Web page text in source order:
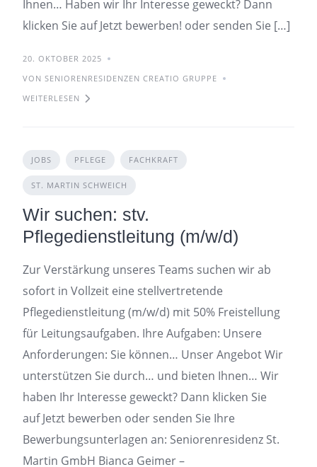
Ihnen… Haben wir Ihr Interesse geweckt? Dann
klicken Sie auf Jetzt bewerben! oder senden Sie […]
20. OKTOBER 2025
VON SENIORENRESIDENZEN CREATIO GRUPPE
WEITERLESEN
JOBS PFLEGE FACHKRAFT
ST. MARTIN SCHWEICH
Wir suchen: stv.
Pflegedienstleitung (m/w/d)
Zur Verstärkung unseres Teams suchen wir ab
sofort in Vollzeit eine stellvertretende
Pflegedienstleitung (m/w/d) mit 50% Freistellung
für Leitungsaufgaben. Ihre Aufgaben: Unsere
Anforderungen: Sie können… Unser Angebot Wir
unterstützen Sie durch… und bieten Ihnen… Wir
haben Ihr Interesse geweckt? Dann klicken Sie
auf Jetzt bewerben oder senden Sie Ihre
Bewerbungsunterlagen an: Seniorenresidenz St.
Martin GmbH Bianca Geimer –